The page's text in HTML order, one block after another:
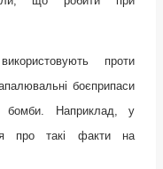
проти
боєприпаси
Наприклад, у
про такі факти на